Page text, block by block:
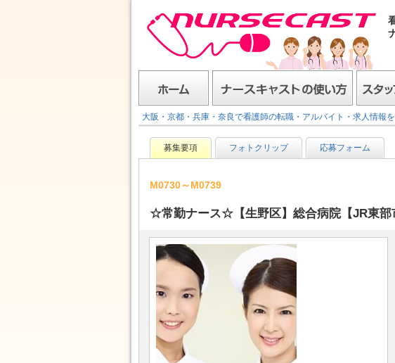
ホーム ナースキャストの使い方 スタッフ
大阪・京都・兵庫・奈良で看護師の転職・アルバイト・求人情報
募集要項 フォトクリップ 応募フォーム
M0730～M0739
☆常勤ナース☆【生野区】総合病院【JR東部